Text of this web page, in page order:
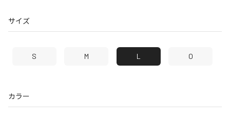
サイズ
S M L O
カラー